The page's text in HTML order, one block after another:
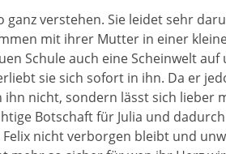
verstehen. Sie leidet sehr
mit ihrer Mutter in einer
Schule auch eine Scheinwelt
sie sich sofort in ihn. Da er
ihn nicht, sondern lässt sich lieber
Botschaft für Julia und
nicht verborgen bleibt und